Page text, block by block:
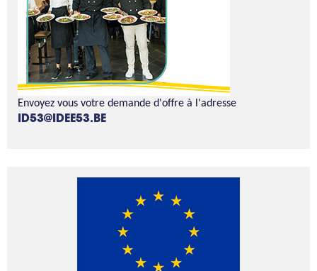
Envoyez vous votre demande d'offre à l'adresse
ID53@IDEE53.BE